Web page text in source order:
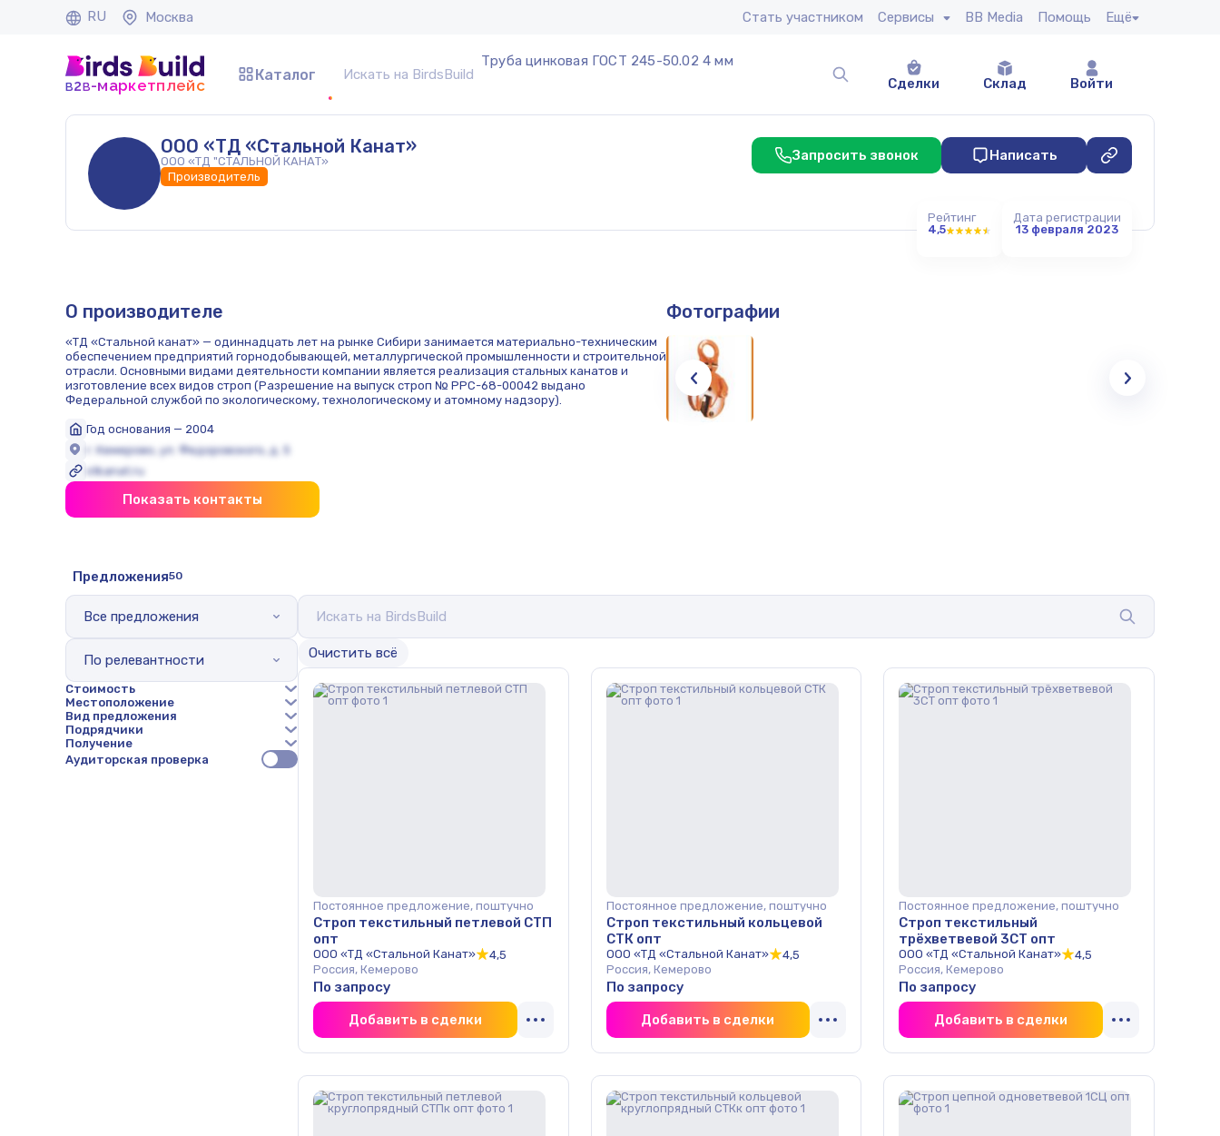
RU Москва Стать участником Сервисы BB Media Помощь Ещё
b2b-маркетплейс
Каталог
Труба цинковая ГОСТ 245-50.02 4 мм
Сделки
Склад Войти
ООО «ТД «Стальной Канат»
ООО «ТД "СТАЛЬНОЙ КАНАТ»
Производитель
Запросить звонок Написать
Рейтинг
4,5
Дата регистрации
13 февраля 2023
О производителе
«ТД «Стальной канат» — одиннадцать лет на рынке Сибири занимается материально-техническим
обеспечением предприятий горнодобывающей, металлургической промышленности и строительной
отрасли. Основными видами деятельности компании является реализация стальных канатов и
изготовление всех видов строп (Разрешение на выпуск строп № РРС-68-00042 выдано
Федеральной службой по экологическому, технологическому и атомному надзору).
Год основания — 2004
г. Кемерово, ул. Федоровского, д. 5
stkanat.ru
Показать контакты
Фотографии
Предложения50
Все предложения
По релевантности
Стоимость
Местоположение
Вид предложения
Подрядчики
Получение
Аудиторская проверка
Oчистить всё
Постоянное предложение, поштучно
Строп текстильный петлевой СТП
опт
ООО «ТД «Стальной Канат»
4,5
Россия, Кемерово
По запросу
Добавить в сделки
Постоянное предложение, поштучно
Строп текстильный кольцевой
СТК опт
ООО «ТД «Стальной Канат»
4,5
Россия, Кемерово
По запросу
Добавить в сделки
Постоянное предложение, поштучно
Строп текстильный
трёхветвевой 3СТ опт
ООО «ТД «Стальной Канат»
4,5
Россия, Кемерово
По запросу
Добавить в сделки